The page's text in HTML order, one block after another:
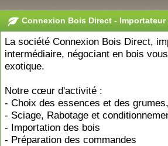
Connexion Bois Direct -
La société Connexion Bois Direct,
intermédiaire, négociant en bois
exotique.
Notre cœur d'activité :
- Choix des essences et des grumes,
- Sciage, Rabotage et
- Importation des bois
- Préparation des commandes